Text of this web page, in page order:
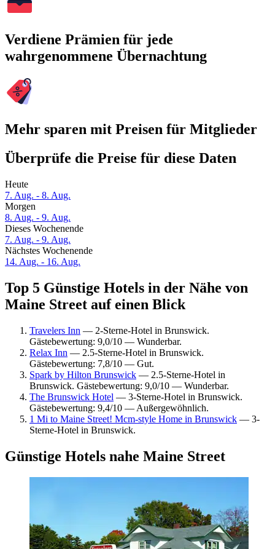
Verdiene Prämien für jede
wahrgenommene Übernachtung
Mehr sparen mit Preisen für Mitglieder
Überprüfe die Preise für diese Daten
Heute
7. Aug. - 8. Aug.
Morgen
8. Aug. - 9. Aug.
Dieses Wochenende
7. Aug. - 9. Aug.
Nächstes Wochenende
14. Aug. - 16. Aug.
Top 5 Günstige Hotels in der Nähe von
Maine Street auf einen Blick
Travelers Inn — 2-Sterne-Hotel in Brunswick.
Gästebewertung: 9,0/10 — Wunderbar.
Relax Inn — 2.5-Sterne-Hotel in Brunswick.
Gästebewertung: 7,8/10 — Gut.
Spark by Hilton Brunswick — 2.5-Sterne-Hotel in
Brunswick. Gästebewertung: 9,0/10 — Wunderbar.
The Brunswick Hotel — 3-Sterne-Hotel in Brunswick.
Gästebewertung: 9,4/10 — Außergewöhnlich.
1 Mi to Maine Street! Mcm-style Home in Brunswick — 3-
Sterne-Hotel in Brunswick.
Günstige Hotels nahe Maine Street